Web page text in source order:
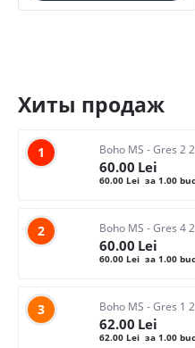
33*90
60*15
74,8*29,8
800*3200*15
Tubadzin
СБРОСИТЬ
Хиты продаж
1 Boho MS - Gres 2
60.00 Lei
60.00 Lei за 1.00 buc
2 Boho MS - Gres 4
60.00 Lei
60.00 Lei за 1.00 buc
3 Boho MS - Gres 1
62.00 Lei
62.00 Lei за 1.00 buc